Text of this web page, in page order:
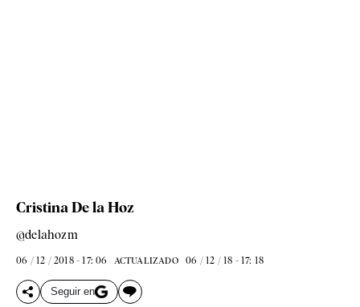
Cristina De la Hoz
@delahozm
06 / 12 / 2018 - 17: 06 ACTUALIZADO 06 / 12 / 18 - 17: 18
Seguir en